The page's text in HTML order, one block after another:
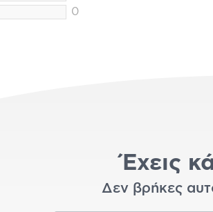
0
Έχεις
Δεν βρήκες